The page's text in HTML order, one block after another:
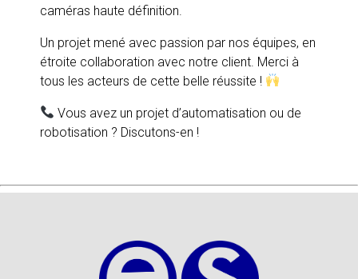
caméras haute définition.
Un projet mené avec passion par nos équipes, en
étroite collaboration avec notre client. Merci à
tous les acteurs de cette belle réussite !
Vous avez un projet d’automatisation ou de
robotisation ? Discutons-en !